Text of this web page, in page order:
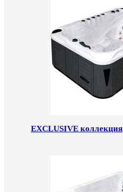
EXCLUSIVE коллекция